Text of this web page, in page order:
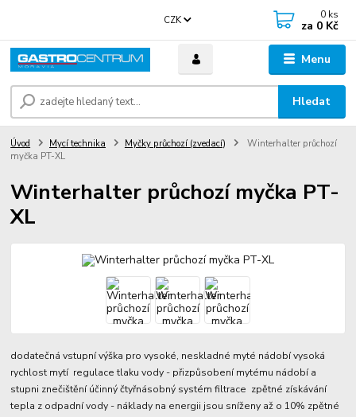
Menu
CZK
Hledat
0 ks
za 0 Kč
Úvod Mycí technika Myčky průchozí (zvedací)
Winterhalter průchozí
myčka PT-XL
Winterhalter průchozí myčka PT-
XL
dodatečná vstupní výška pro vysoké, neskladné myté nádobí vysoká
rychlost mytí regulace tlaku vody - přizpůsobení mytému nádobí a
stupni znečištění účinný čtyřnásobný systém filtrace zpětné získávání
tepla z odpadní vody - náklady na energii jsou sníženy až o 10% zpětné